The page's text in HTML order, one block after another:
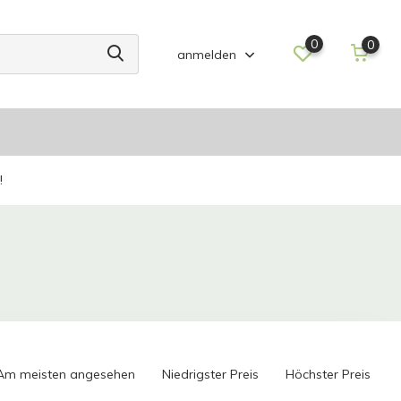
anmelden
0 0
meisten angesehen Niedrigster Preis Höchster Preis